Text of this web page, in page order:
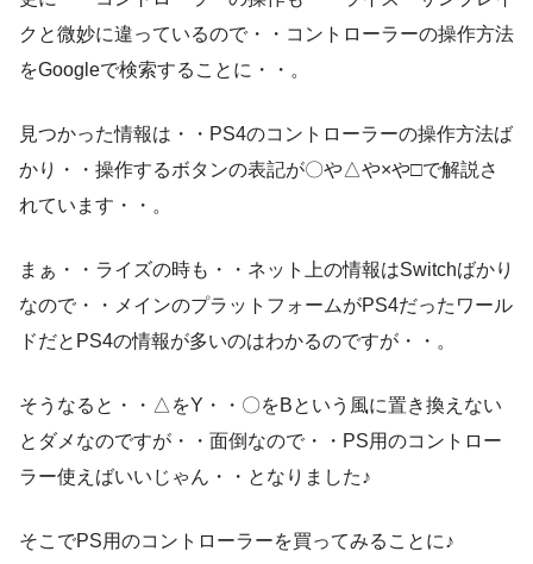
クと微妙に違っているので・・コントローラーの操作方法
をGoogleで検索することに・・。
見つかった情報は・・PS4のコントローラーの操作方法ば
かり・・操作するボタンの表記が〇や△や×や□で解説さ
れています・・。
まぁ・・ライズの時も・・ネット上の情報はSwitchばかり
なので・・メインのプラットフォームがPS4だったワール
ドだとPS4の情報が多いのはわかるのですが・・。
そうなると・・△をY・・〇をBという風に置き換えない
とダメなのですが・・面倒なので・・PS用のコントロー
ラー使えばいいじゃん・・となりました♪
そこでPS用のコントローラーを買ってみることに♪